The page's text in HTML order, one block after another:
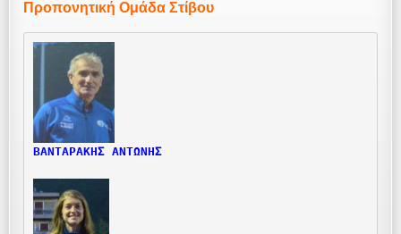
Προπονητική Ομάδα Στίβου
ΒΑΝΤΑΡΑΚΗΣ ΑΝΤΩΝΗΣ